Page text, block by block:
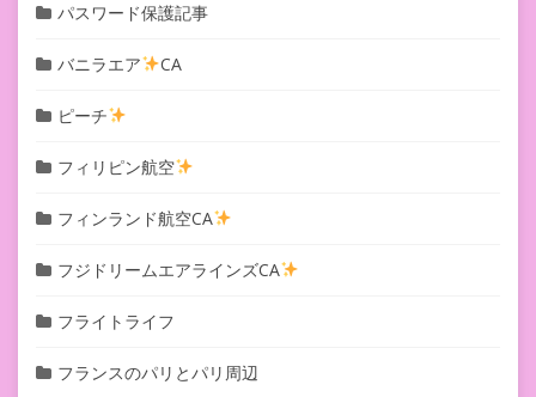
パスワード保護記事
バニラエア CA
ピーチ
フィリピン航空
フィンランド航空CA
フジドリームエアラインズCA
フライトライフ
フランスのパリとパリ周辺